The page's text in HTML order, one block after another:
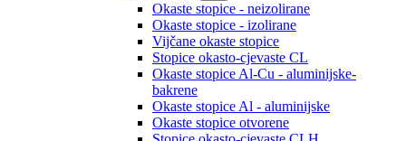
Okaste stopice - neizolirane
Okaste stopice - izolirane
Vijčane okaste stopice
Stopice okasto-cjevaste CL
Okaste stopice Al-Cu - aluminijske-
bakrene
Okaste stopice Al - aluminijske
Okaste stopice otvorene